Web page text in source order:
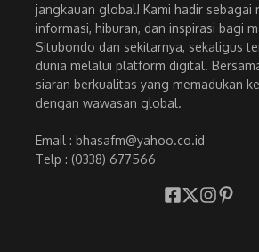
jangkauan global! Kami hadir sebagai
informasi, hiburan, dan inspirasi bagi
Situbondo dan sekitarnya, sekaligus
dunia melalui platform digital.
siaran berkualitas yang memadukan
dengan wawasan global.
Email : bhasafm@yahoo.co.id
Telp : (0338) 677566